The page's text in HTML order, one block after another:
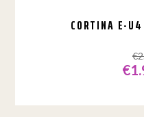
CORTINA E-
€
€